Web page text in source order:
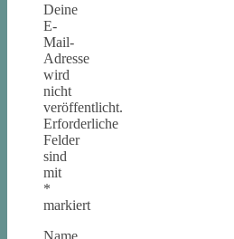
Deine
E-
Mail-
Adresse
wird
nicht
veröffentlicht.
Erforderliche
Felder
sind
mit
*
markiert
Name